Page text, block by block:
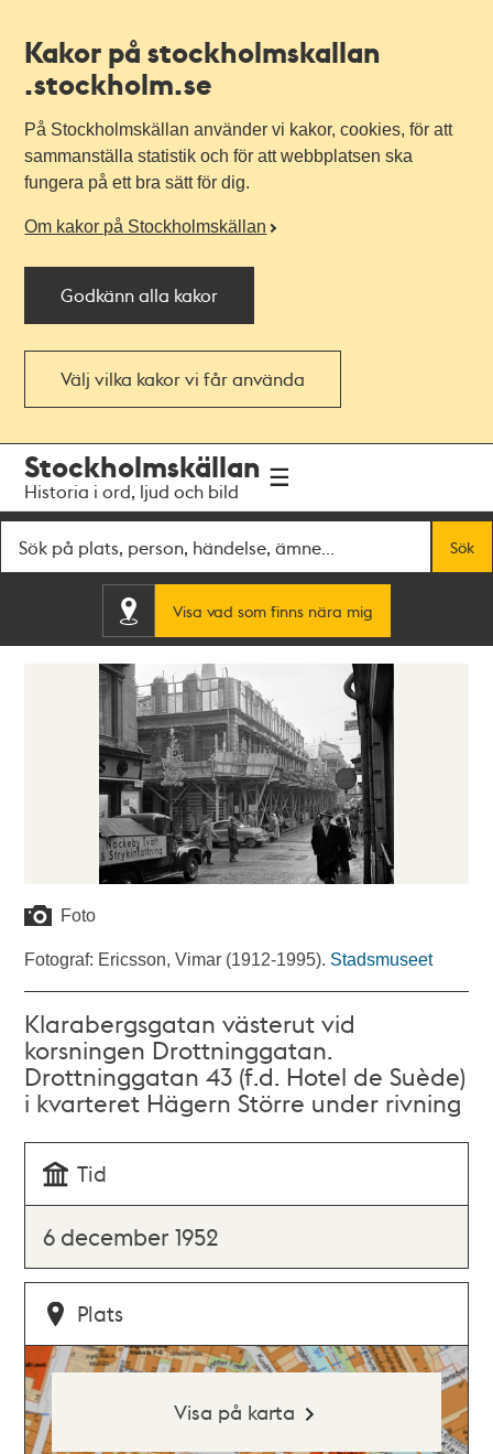
Kakor på stockholmskallan
.stockholm.se
På Stockholmskällan använder vi kakor, cookies, för att
sammanställa statistik och för att webbplatsen ska
fungera på ett bra sätt för dig.
Om kakor på Stockholmskällan
Godkänn alla kakor
Välj vilka kakor vi får använda
navigationen
huvudinnehållet
Stockholmskällan
Historia i ord, ljud och bild
Sök
Visa vad som finns nära mig
Foto
Fotograf: Ericsson, Vimar (1912-1995). Stadsmuseet
Klarabergsgatan västerut vid
korsningen Drottninggatan.
Drottninggatan 43 (f.d. Hotel de Suède)
i kvarteret Hägern Större under rivning
Tid
6 december 1952
Plats
Visa på karta